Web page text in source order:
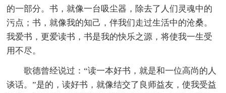
的一部分。书，就像一台吸尘器，除去了人们灵魂中的
污点；书，就像我的知己，伴我们走过生活中的沧桑。
我爱书，更爱读书，书是我的快乐之源，将使我一生受
用不尽。
歌德曾经说过：“读一本好书，就是和一位高尚的人
谈话。”是的，读好书，就像结交了良师益友，使我受益